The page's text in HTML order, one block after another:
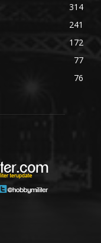
314
241
172
77
76